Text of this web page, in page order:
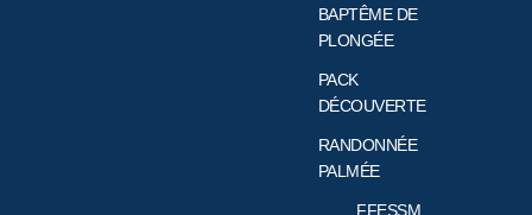
BAPTÊME DE
PLONGÉE
PACK
DÉCOUVERTE
RANDONNÉE
PALMÉE
FFESSM